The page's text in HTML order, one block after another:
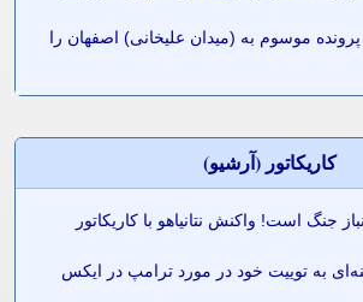
موسوم به (میدان علیخانی) اصفهان را
کاريکاتور (آرشيو)
جنگ است! واکنش نتانیاهو با کاریکاتور
به توییت خود در مورد ترامپ در ایکس